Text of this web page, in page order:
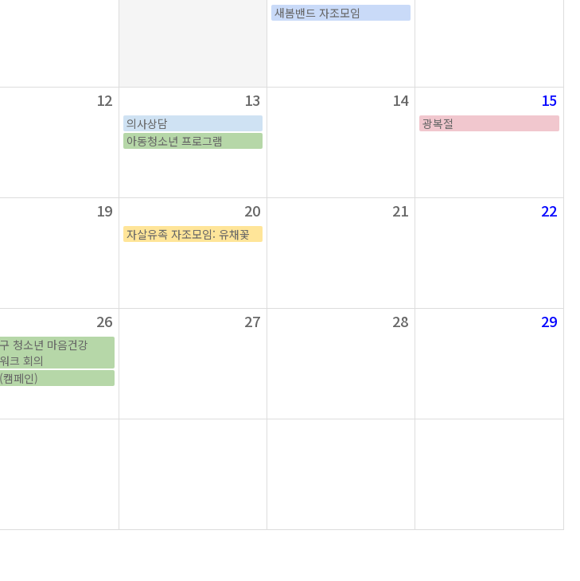
새봄밴드 자조모임
12 13
의사상담
아동청소년 프로그램
14 15
광복절
19 20
자살유족 자조모임: 유채꽃
21 22
26
청소년 마음건강
크 회의
캠페인)
27 28 29